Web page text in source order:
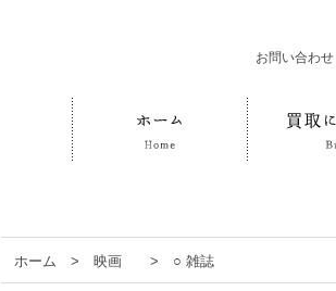
お問い合わせ
ホーム > 映画 > ○ 雑誌